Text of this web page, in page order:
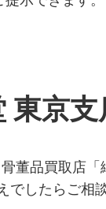
東京
董品買取店「
したらご相